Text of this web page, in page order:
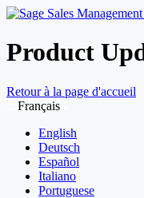
Product
Retour à la page d'accueil
Français
English
Deutsch
Español
Italiano
Portuguese